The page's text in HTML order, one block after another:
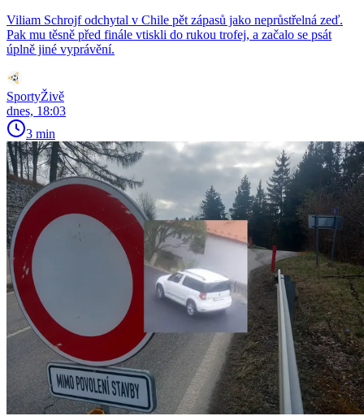
Viliam Schrojf odchytal v Chile pět zápasů jako neprůstřelná zeď.
Pak mu těsně před finále vtiskli do rukou trofej, a začalo se psát
úplně jiné vyprávění.
SportyŽivě
dnes, 18:03
3 min